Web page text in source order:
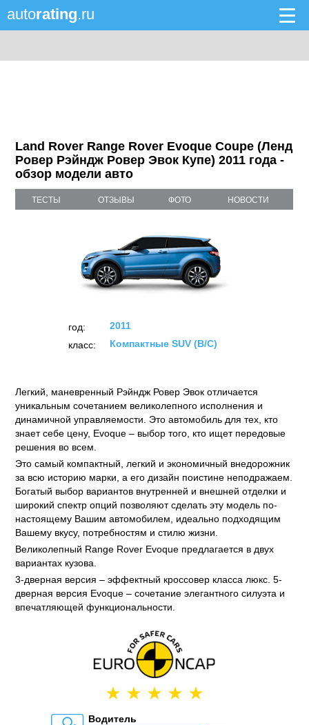
autorating.ru
Land Rover Range Rover Evoque Coupe (Ленд
Ровер Рэйндж Ровер Эвок Купе) 2011 года -
обзор модели авто
ТЕСТЫ ОТЗЫВЫ ФОТО НОВОСТИ
год:
2011
класс:
Компактные SUV (B/C)
Легкий, маневренный Рэйндж Ровер Эвок отличается
уникальным сочетанием великолепного исполнения и
динамичной управляемости. Это автомобиль для тех, кто
знает себе цену, Evoque – выбор того, кто ищет передовые
решения во всем.
Это самый компактный, легкий и экономичный внедорожник
за всю историю марки, а его дизайн поистине неподражаем.
Богатый выбор вариантов внутренней и внешней отделки и
широкий спектр опций позволяют сделать эту модель по-
настоящему Вашим автомобилем, идеально подходящим
Вашему вкусу, потребностям и стилю жизни.
Великолепный Range Rover Evoque предлагается в двух
вариантах кузова.
3-дверная версия – эффектный кроссовер класса люкс. 5-
дверная версия Evoque – сочетание элегантного силуэта и
впечатляющей функциональности.
Водитель